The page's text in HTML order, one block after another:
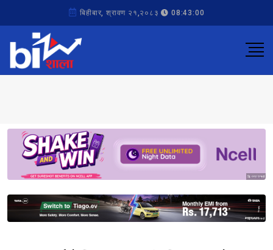
बिहीबार, श्रावण २१,२०८३ 08:43:00
Sponsored
Sponsored